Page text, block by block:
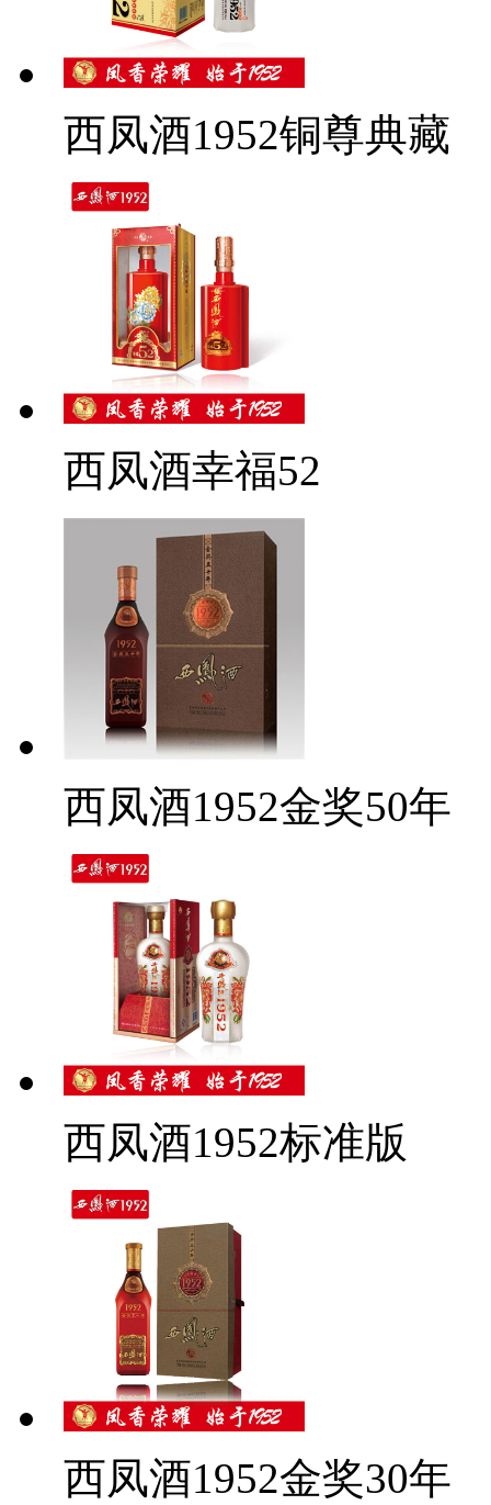
西凤酒1952铜尊典藏
西凤酒幸福52
西凤酒1952金奖50年
西凤酒1952标准版
西凤酒1952金奖30年